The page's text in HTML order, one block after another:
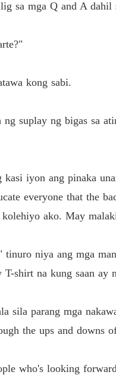
sa mga Q and A dahil
kong sabi.
suplay ng bigas sa
kasi iyon ang pinaka
everyone that the
ako. May
tinuro niya ang mga
shirt na kung saan ay
sila parang mga
the ups and downs
who's looking